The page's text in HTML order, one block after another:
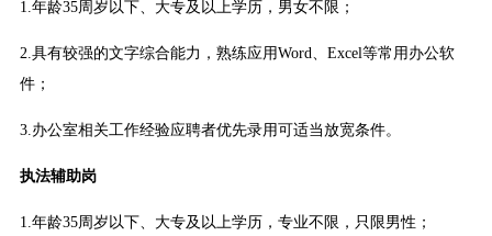
1.年龄35周岁以下、大专及以上学历，男女不限；
2.具有较强的文字综合能力，熟练应用Word、Excel等常用办公软
件；
3.办公室相关工作经验应聘者优先录用可适当放宽条件。
执法辅助岗
1.年龄35周岁以下、大专及以上学历，专业不限，只限男性；